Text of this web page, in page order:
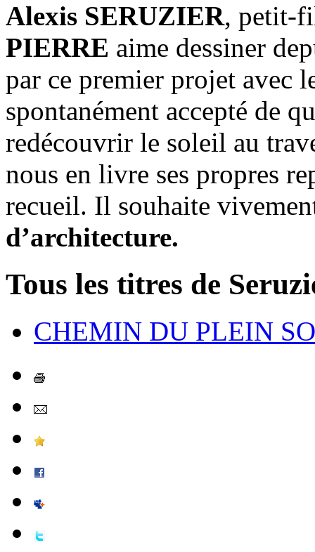
Alexis SERUZIER, petit-
PIERRE aime dessiner
par ce premier projet avec
spontanément accepté de
redécouvrir le soleil au
nous en livre ses propres
recueil. Il souhaite
d’architecture.
Tous les titres de
CHEMIN DU PLEIN